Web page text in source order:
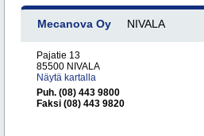
Mecanova Oy NIVALA
Pajatie 13
85500 NIVALA
Näytä kartalla
Puh. (08) 443 9800
Faksi (08) 443 9820